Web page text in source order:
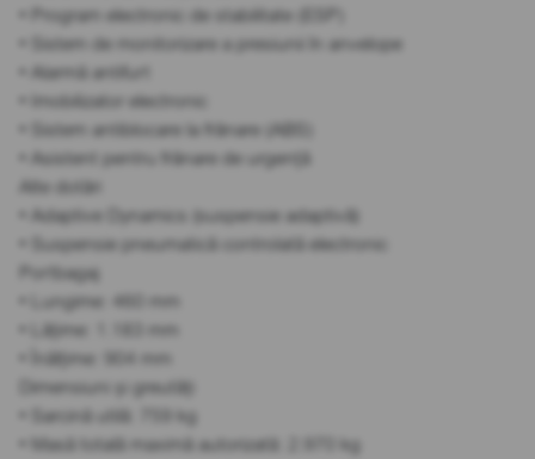
• Program electronic de stabilitate (ESP)
• Sistem de monitorizare a presiunii în anvelope
• Alarmă antifurt
• Imobilizator electronic
• Sistem antiblocare la frânare (ABS)
• Asistent pentru frânare de urgență
Alte dotări
• Adaptive Dynamics (suspensie adaptivă)
• Suspensie pneumatică controlată electronic
Portbagaj
• Lungime: 460 mm
• Lățime: 1.183 mm
• Înălțime: 904 mm
Dimensiuni și greutăți
• Sarcină utilă: 759 kg
• Masă totală maximă autorizată: 2.970 kg